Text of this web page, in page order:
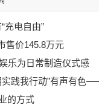
充电自由”
售价145.8万元
乐为日常制造仪式感
实践我行动”有声有色
的方式